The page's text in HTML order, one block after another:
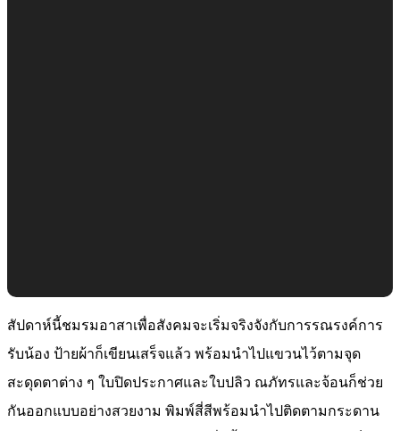
สัปดาห์นี้ชมรมอาสาเพื่อสังคมจะเริ่มจริงจังกับการรณรงค์การ
รับน้อง ป้ายผ้าก็เขียนเสร็จแล้ว พร้อมนำไปแขวนไว้ตามจุด
สะดุดตาต่าง ๆ ใบปิดประกาศและใบปลิว ณภัทรและจ้อนก็ช่วย
กันออกแบบอย่างสวยงาม พิมพ์สี่สีพร้อมนำไปติดตามกระดาน